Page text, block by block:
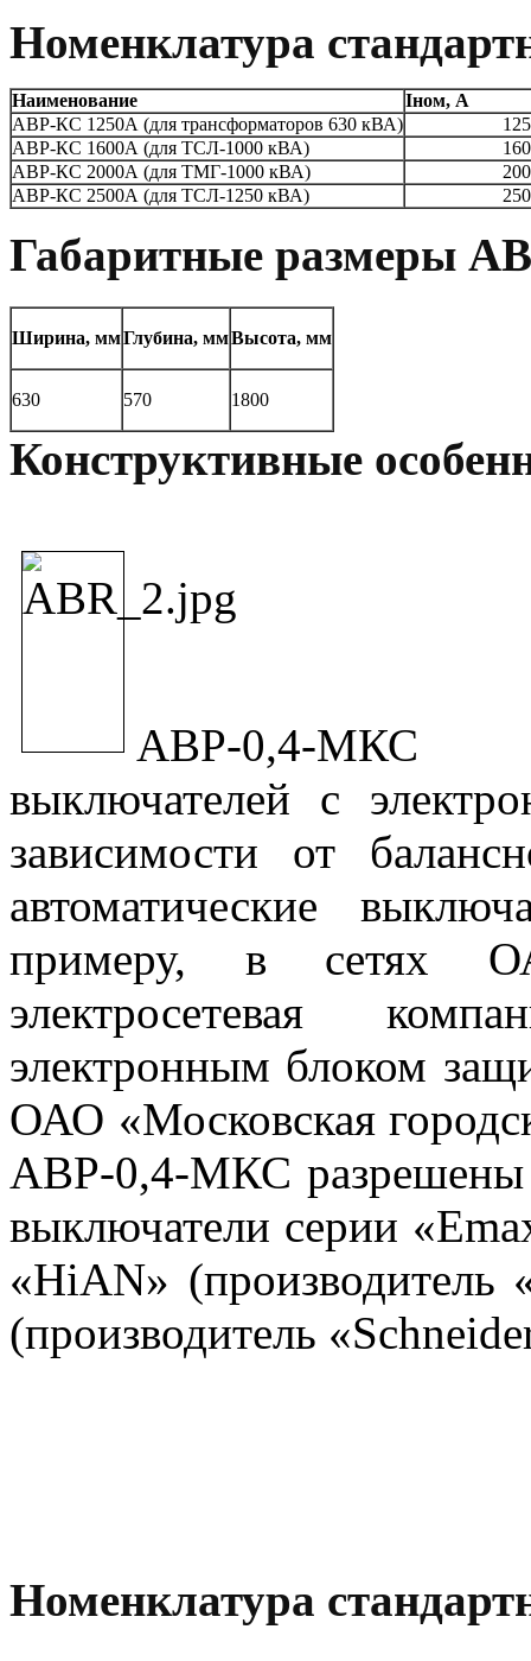
Номенклатура
Наименование
Iном, А
АВР-КС 1250А (для трансформаторов 630 кВА)
АВР-КС 1600А (для ТСЛ-1000 кВА)
АВР-КС 2000А (для ТМГ-1000 кВА)
АВР-КС 2500А (для ТСЛ-1250 кВА)
Габаритные размеры
Ширина, ммГлубина, ммВысота, мм
630 570 1800
Конструктивные
АВР-0,4-МКС
выключателей с
зависимости от
автоматические
примеру, в сетях
электросетевая
электронным блоком
ОАО «Московская
АВР-0,4-МКС разрешены
выключатели серии
«HiAN» (производитель
(производитель
Номенклатура